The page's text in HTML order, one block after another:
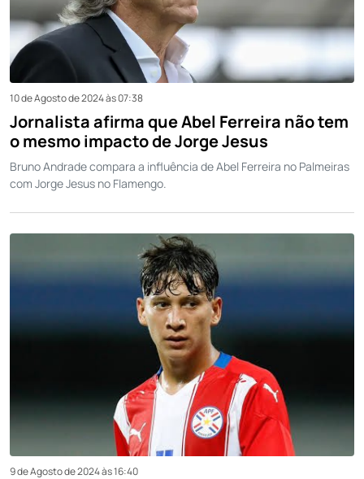
10 de Agosto de 2024 às 07:38
Jornalista afirma que Abel Ferreira não tem
o mesmo impacto de Jorge Jesus
Bruno Andrade compara a influência de Abel Ferreira no Palmeiras
com Jorge Jesus no Flamengo.
9 de Agosto de 2024 às 16:40